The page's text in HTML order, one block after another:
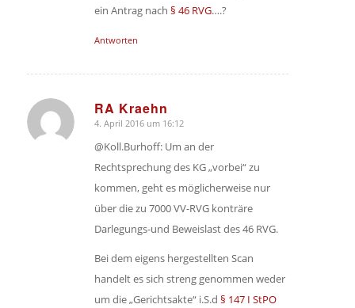
ein Antrag nach § 46 RVG….?
Antworten
RA Kraehn
sagte:
4. April 2016 um 16:12
@Koll.Burhoff: Um an der
Rechtsprechung des KG „vorbei“ zu
kommen, geht es möglicherweise nur
über die zu 7000 VV-RVG konträre
Darlegungs-und Beweislast des 46 RVG.
Bei dem eigens hergestellten Scan
handelt es sich streng genommen weder
um die „Gerichtsakte“ i.S.d § 147 I StPO